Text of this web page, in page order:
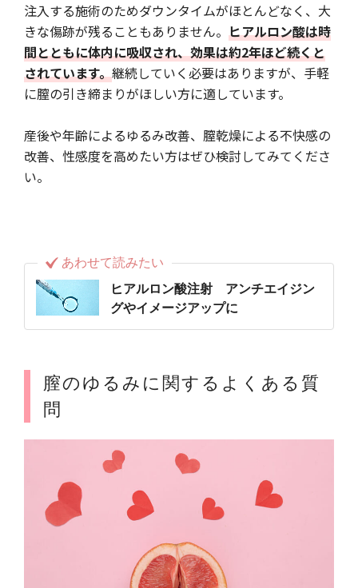
注入する施術のためダウンタイムがほとんどなく、大
きな傷跡が残ることもありません。 ヒアルロン酸は時
間とともに体内に吸収され、効果は約2年ほど続くと
されています。継続していく必要はありますが、手軽
に膣の引き締まりがほしい方に適しています。
産後や年齢によるゆるみ改善、膣乾燥による不快感の
改善、性感度を高めたい方はぜひ検討してみてくださ
い。
あわせて読みたい
ヒアルロン酸注射 アンチエイジン
グやイメージアップに
膣のゆるみに関するよくある質
問